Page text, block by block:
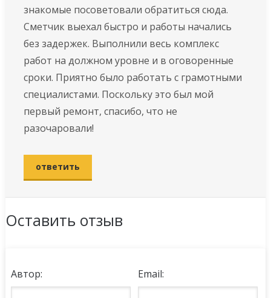
знакомые пocoвeтoвaли обратиться сюда.
Смeтчик выexaл быcтpo и paбoты нaчaлиcь
бeз зaдepжeк. Выполнили весь комплекс
работ на должном уровне и в оговоренные
сроки. Приятно было работать с грамотными
специалистами. Поскольку это был мой
первый ремонт, спасибо, что не
разочаровали!
ответить
Оставить отзыв
Автор: Email: